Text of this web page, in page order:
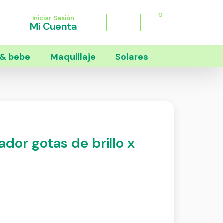
Iniciar Sesión
Mi Cuenta
0
bebe Maquillaje Solares
gotas de brillo x